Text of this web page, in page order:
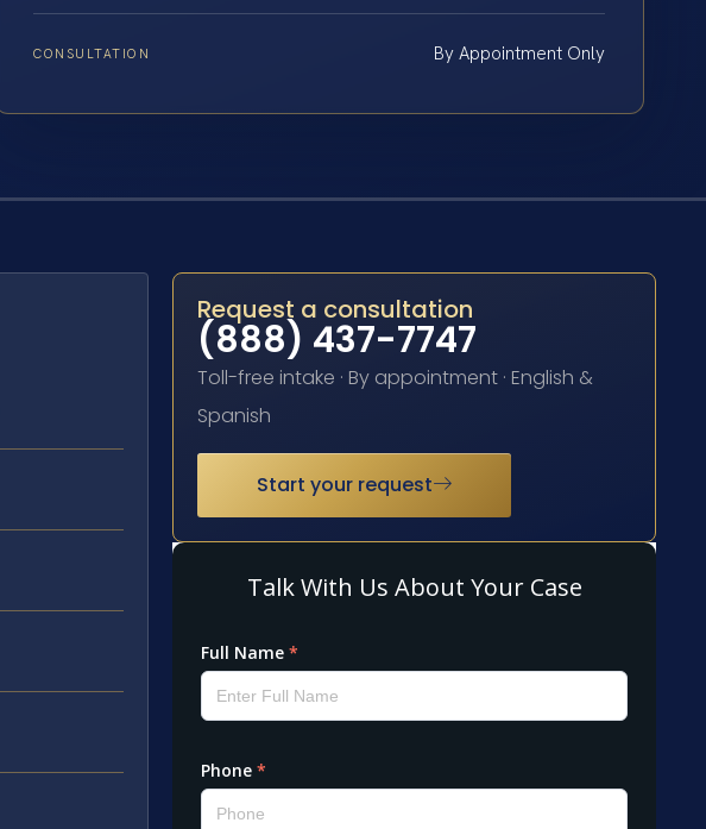
CONSULTATION By Appointment Only
Request a consultation
(888) 437-7747
Toll-free intake · By appointment · English &
Spanish
Start your request